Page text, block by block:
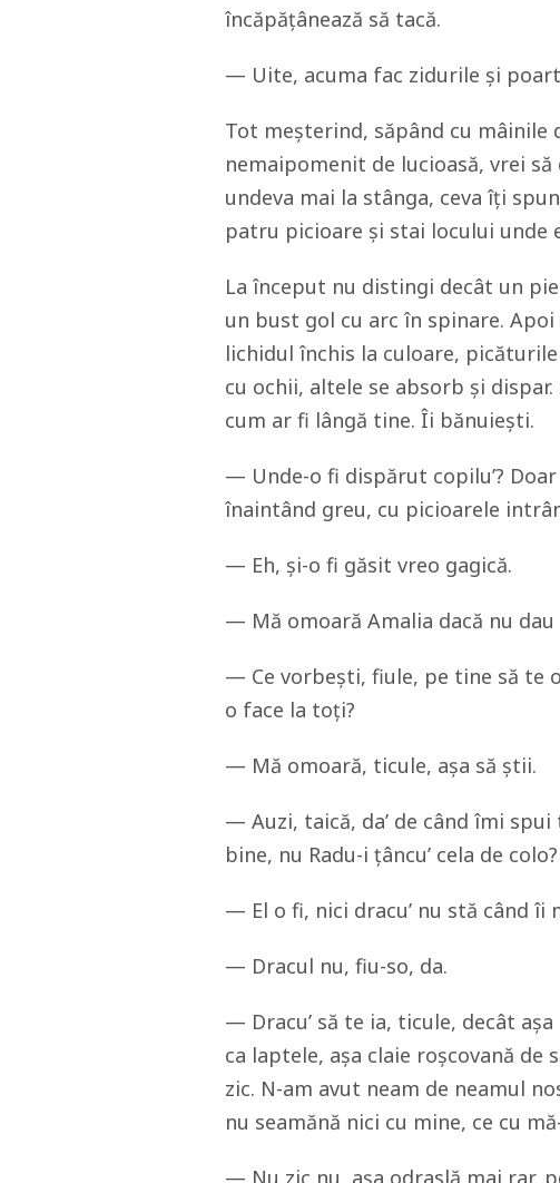
încăpățânează să tacă.
— Uite, acuma fac zidurile și
Tot meșterind, săpând cu mâinile
nemaipomenit de lucioasă, vrei
undeva mai la stânga, ceva îți
patru picioare și stai locului unde
La început nu distingi decât un
un bust gol cu arc în spinare.
lichidul închis la culoare,
cu ochii, altele se absorb și
cum ar fi lângă tine. Îi bănuiești.
— Unde-o fi dispărut copilu’?
înaintând greu, cu picioarele
— Eh, și-o fi găsit vreo gagică.
— Mă omoară Amalia dacă nu dau
— Ce vorbești, fiule, pe tine să te
o face la toți?
— Mă omoară, ticule, așa să știi.
— Auzi, taică, da’ de când îmi
bine, nu Radu-i țâncu’ cela de colo?
— El o fi, nici dracu’ nu stă când îi
— Dracul nu, fiu-so, da.
— Dracu’ să te ia, ticule, decât
ca laptele, așa claie roșcovană de
zic. N-am avut neam de neamul
nu seamănă nici cu mine, ce cu
— Nu zic nu, așa odraslă mai rar,